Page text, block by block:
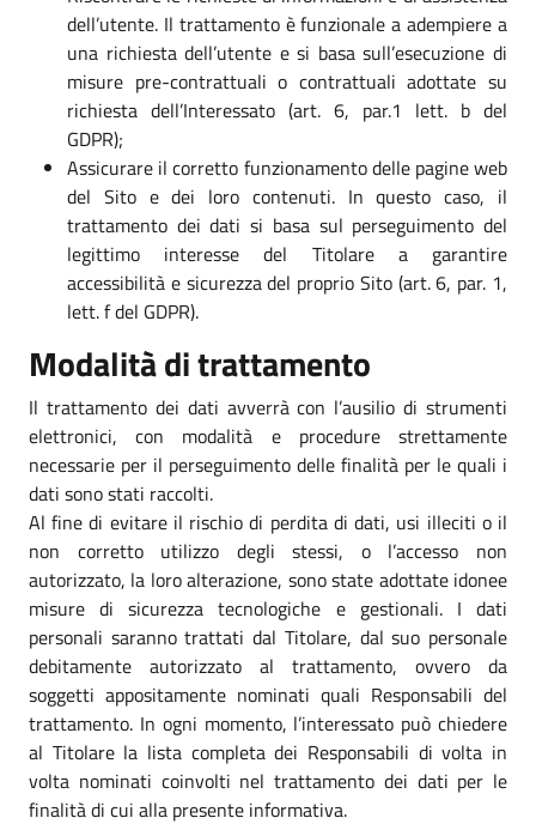
dell’utente. Il trattamento è funzionale a adempiere a
una richiesta dell’utente e si basa sull’esecuzione di
misure pre-contrattuali o contrattuali adottate su
richiesta dell’Interessato (art. 6, par.1 lett. b del
GDPR);
Assicurare il corretto funzionamento delle pagine web
del Sito e dei loro contenuti. In questo caso, il
trattamento dei dati si basa sul perseguimento del
legittimo interesse del Titolare a garantire
accessibilità e sicurezza del proprio Sito (art. 6, par. 1,
lett. f del GDPR).
Modalità di trattamento
Il trattamento dei dati avverrà con l’ausilio di strumenti
elettronici, con modalità e procedure strettamente
necessarie per il perseguimento delle finalità per le quali i
dati sono stati raccolti.
Al fine di evitare il rischio di perdita di dati, usi illeciti o il
non corretto utilizzo degli stessi, o l’accesso non
autorizzato, la loro alterazione, sono state adottate idonee
misure di sicurezza tecnologiche e gestionali. I dati
personali saranno trattati dal Titolare, dal suo personale
debitamente autorizzato al trattamento, ovvero da
soggetti appositamente nominati quali Responsabili del
trattamento. In ogni momento, l’interessato può chiedere
al Titolare la lista completa dei Responsabili di volta in
volta nominati coinvolti nel trattamento dei dati per le
finalità di cui alla presente informativa.